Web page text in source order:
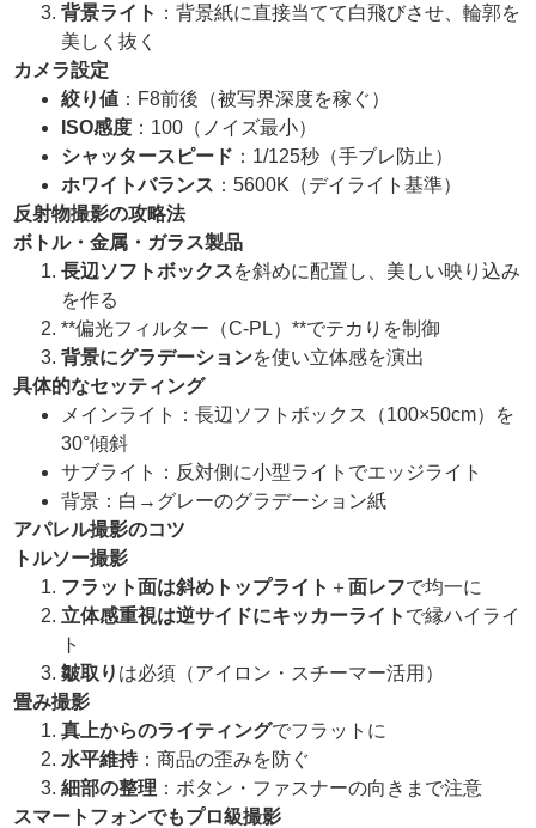
背景ライト ：背景紙に直接当てて白飛びさせ、輪郭を
美しく抜く
カメラ設定
絞り値 ：F8前後（被写界深度を稼ぐ）
ISO感度 ：100（ノイズ最小）
シャッタースピード ：1/125秒（手ブレ防止）
ホワイトバランス ：5600K（デイライト基準）
反射物撮影の攻略法
ボトル・金属・ガラス製品
長辺ソフトボックスを斜めに配置し、美しい映り込み
を作る
**偏光フィルター（C-PL）**でテカりを制御
背景にグラデーションを使い立体感を演出
具体的なセッティング
メインライト：長辺ソフトボックス（100×50cm）を
30°傾斜
サブライト：反対側に小型ライトでエッジライト
背景：白→グレーのグラデーション紙
アパレル撮影のコツ
トルソー撮影
フラット面は斜めトップライト ＋面レフで均一に
立体感重視は逆サイドにキッカーライト で縁ハイライ
ト
皺取り は必須（アイロン・スチーマー活用）
畳み撮影
真上からのライティングでフラットに
水平維持：商品の歪みを防ぐ
細部の整理 ：ボタン・ファスナーの向きまで注意
スマートフォンでもプロ級撮影